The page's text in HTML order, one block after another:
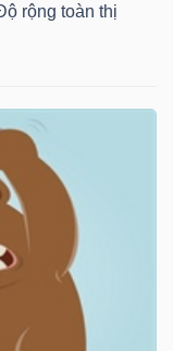
rộng toàn thị